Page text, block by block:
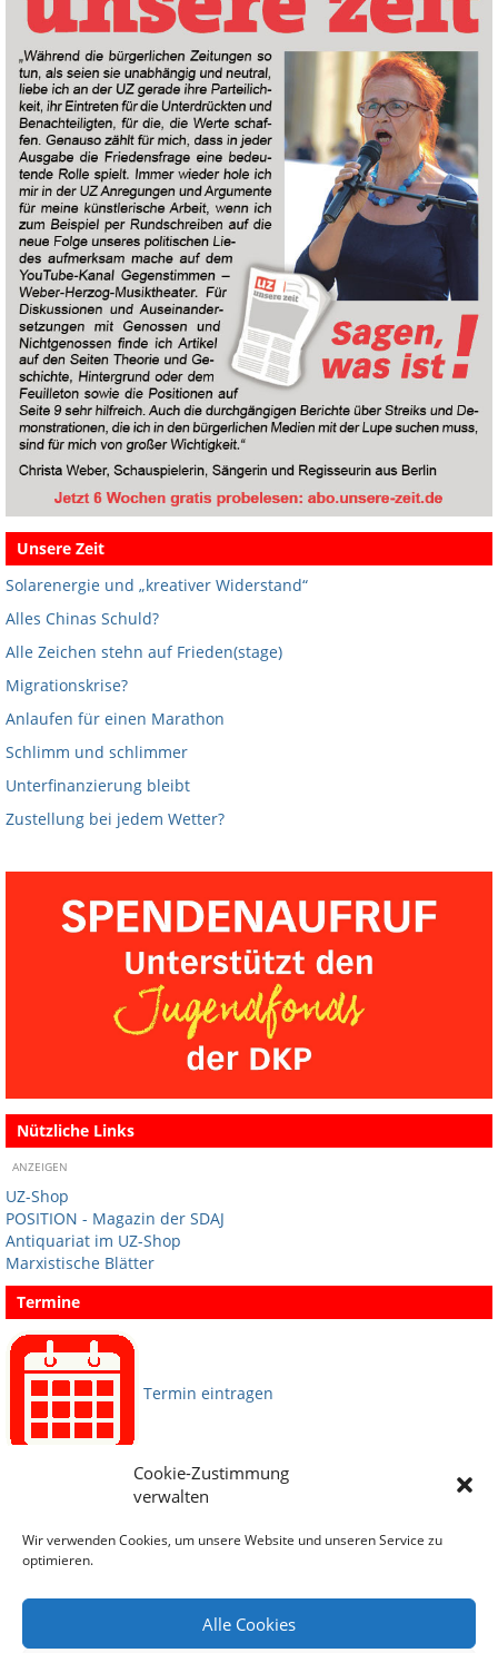
Cookie-Zustimmung
verwalten
Wir verwenden Cookies, um unsere Website und unseren Service zu
optimieren.
Alle Cookies
Unsere Zeit
Solarenergie und „kreativer Widerstand“
Alles Chinas Schuld?
Alle Zeichen stehn auf Frieden(stage)
Migrationskrise?
Anlaufen für einen Marathon
Schlimm und schlimmer
Unterfinanzierung bleibt
Zustellung bei jedem Wetter?
Nützliche Links
ANZEIGEN
UZ-Shop
POSITION - Magazin der SDAJ
Antiquariat im UZ-Shop
Marxistische Blätter
Termine
Termin eintragen
Social Media